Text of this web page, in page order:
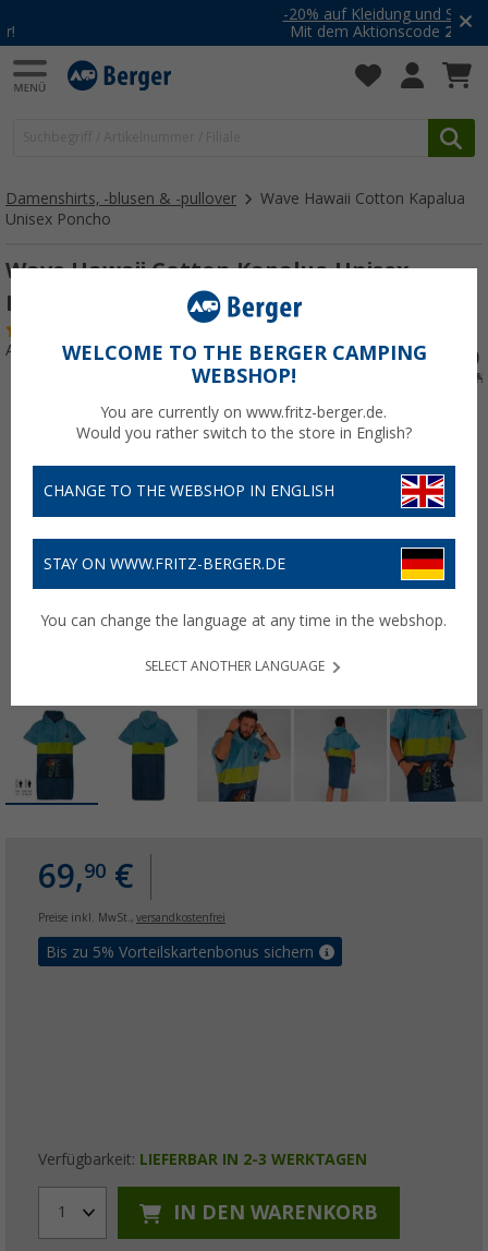
-20% auf Kleidung und Schuhe
Mit dem Aktionscode20SSV
Damenshirts, -blusen & -pullover
Wave Hawaii Cotton Kapalua
Unisex Poncho
Wave Hawaii Cotton Kapalua Unisex
Poncho
Art.-Nr.: 848116L
69,90 €
Preise inkl. MwSt., versandkostenfrei
Bis zu 5% Vorteilskartenbonus sichern
Verfügbarkeit: LIEFERBAR IN 2-3 WERKTAGEN
1 IN DEN WARENKORB
WELCOME TO THE BERGER CAMPING
WEBSHOP!
You are currently on www.fritz-berger.de.
Would you rather switch to the store in English?
CHANGE TO THE WEBSHOP IN ENGLISH
STAY ON WWW.FRITZ-BERGER.DE
You can change the language at any time in the webshop.
SELECT ANOTHER LANGUAGE